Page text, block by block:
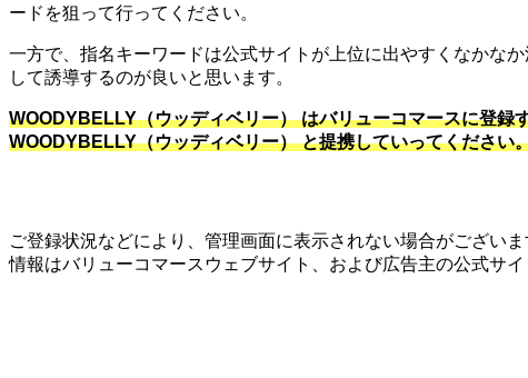
ードを狙って行ってください。
一方で、指名キーワードは公式サイトが上位に出やすくなかな
して誘導するのが良いと思います。
WOODYBELLY（ウッディベリー） はバリューコマースに登
WOODYBELLY（ウッディベリー） と提携していってください
ご登録状況などにより、管理画面に表示されない場合がござい
情報はバリューコマースウェブサイト、および広告主の公式サイ